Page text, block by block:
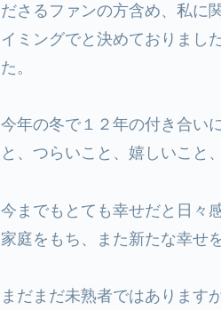
ださるファンの方含め、私に
イミングでと決めておりまし
た。
今年の冬で１２年の付き合い
と、つらいこと、嬉しいこと
今までもとても幸せだと日々
家庭をもち、また新たな幸せ
まだまだ未熟者ではあります